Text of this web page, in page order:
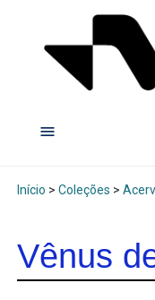
Início > Coleções >
Vênus